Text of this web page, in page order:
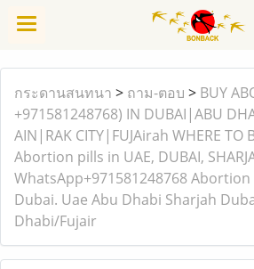
กระดานสนทนา > ถาม-ตอบ > BUY
+971581248768) IN DUBAI|ABU
AIN|RAK CITY|FUJAirah WHERE TO
Abortion pills in UAE, DUBAI,
WhatsApp+971581248768 Abortion
Dubai. Uae Abu Dhabi Sharjah
Dhabi/Fujair